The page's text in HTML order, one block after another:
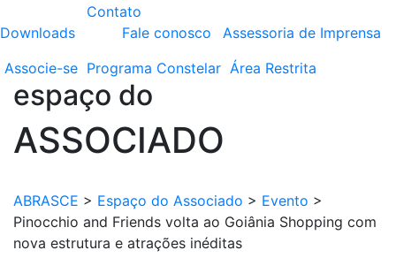
Downloads
Contato
Fale conosco
Assessoria de Imprensa
Associe-se Programa Constelar Área Restrita
espaço do
ASSOCIADO
ABRASCE > Espaço do Associado > Evento >
Pinocchio and Friends volta ao Goiânia Shopping com
nova estrutura e atrações inéditas